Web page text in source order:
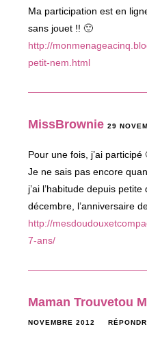
Ma participation est en
sans jouet !! 🙂
http://
petit-nem.html
MissBrownie 29
Pour une fois, j’ai participé
Je ne sais pas encore
j’ai l’habitude depuis
décembre, l’anniversaire
http://
7-ans/
Maman Trouvetou
NOVEMBRE 2012